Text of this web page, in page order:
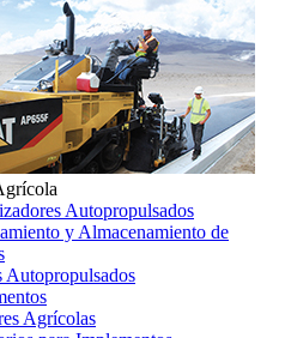
Autopropulsados
y Almacenamiento de
Autopropulsados
Agrícolas